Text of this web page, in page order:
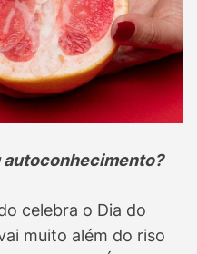
autoconhecimento?
celebra o Dia do
muito além do riso